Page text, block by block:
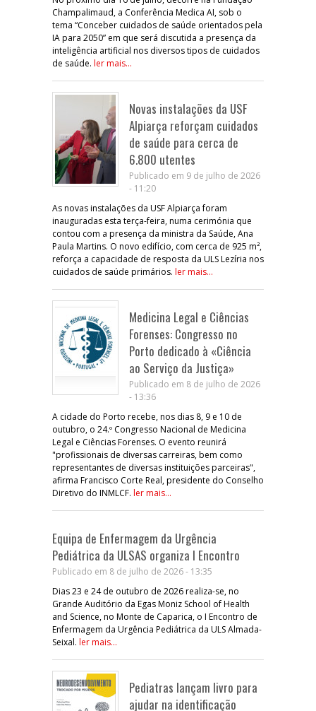
Champalimaud, a Conferência Medica AI, sob o
tema “Conceber cuidados de saúde orientados pela
IA para 2050” em que será discutida a presença da
inteligência artificial nos diversos tipos de cuidados
de saúde. ler mais...
Novas instalações da USF
Alpiarça reforçam cuidados
de saúde para cerca de
6.800 utentes
Publicado em 9 de julho de 2026
- 11:20
As novas instalações da USF Alpiarça foram
inauguradas esta terça-feira, numa cerimónia que
contou com a presença da ministra da Saúde, Ana
Paula Martins. O novo edifício, com cerca de 925 m²,
reforça a capacidade de resposta da ULS Lezíria nos
cuidados de saúde primários. ler mais...
Medicina Legal e Ciências
Forenses: Congresso no
Porto dedicado à «Ciência
ao Serviço da Justiça»
Publicado em 8 de julho de 2026
- 13:36
A cidade do Porto recebe, nos dias 8, 9 e 10 de
outubro, o 24.º Congresso Nacional de Medicina
Legal e Ciências Forenses. O evento reunirá
"profissionais de diversas carreiras, bem como
representantes de diversas instituições parceiras",
afirma Francisco Corte Real, presidente do Conselho
Diretivo do INMLCF. ler mais...
Equipa de Enfermagem da Urgência
Pediátrica da ULSAS organiza I Encontro
Publicado em 8 de julho de 2026 - 13:35
Dias 23 e 24 de outubro de 2026 realiza-se, no
Grande Auditório da Egas Moniz School of Health
and Science, no Monte de Caparica, o I Encontro de
Enfermagem da Urgência Pediátrica da ULS Almada-
Seixal. ler mais...
Pediatras lançam livro para
ajudar na identificação